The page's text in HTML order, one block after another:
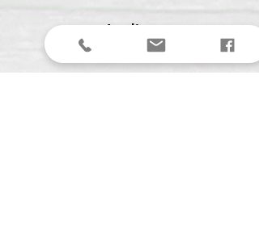
Anolio
(Ilona Pompe)
Spechtstraat 27